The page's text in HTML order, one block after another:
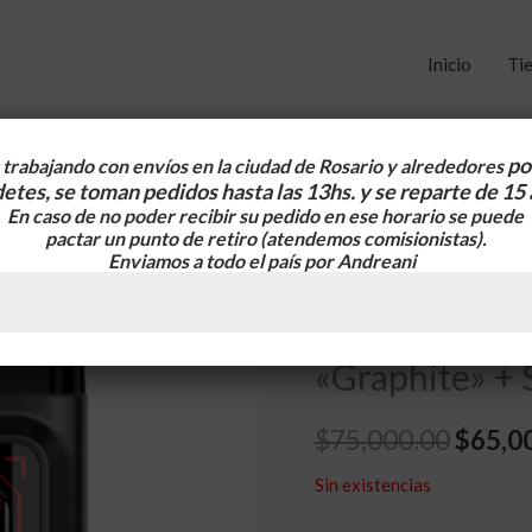
Inicio
Inicio/Pods Kits/ Pod Kit
eleccion.
Pod Kit
«Graphite» +
$75,000.00
El
era:
$
Sin existencias
trabajando con envíos en la ciudad de Rosario y alrededores
se toman pedidos hasta las 13hs. y se reparte de 15
En caso de no poder recibir su pedido en ese horario se puede
pactar un punto de retiro(atendemos comisionistas).
Enviamos a todo el país por Andreani